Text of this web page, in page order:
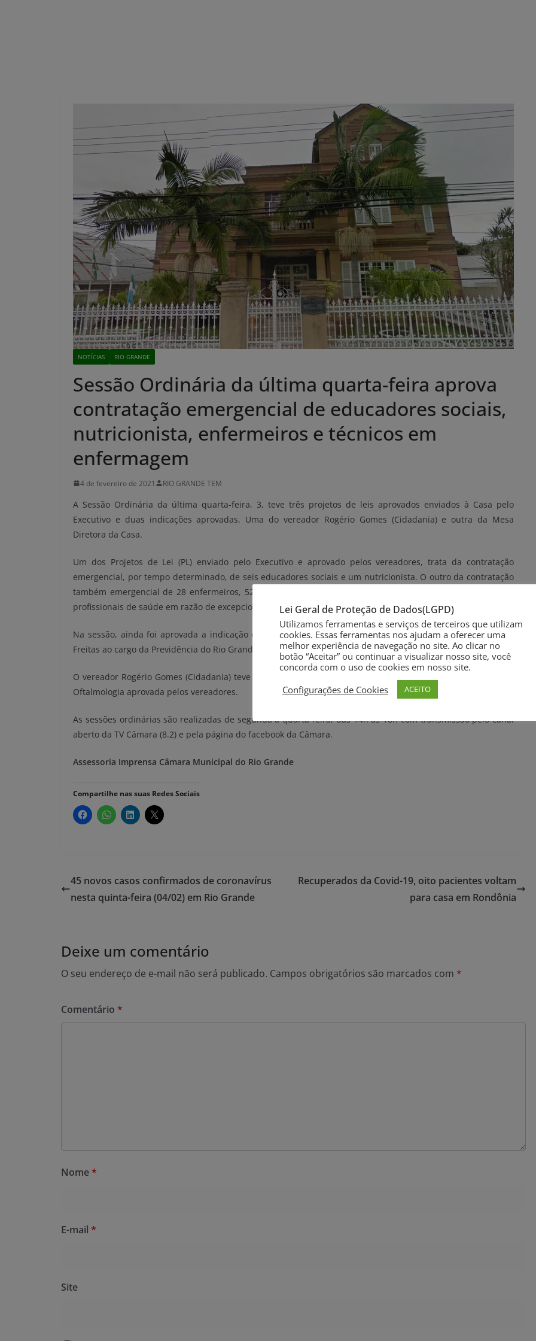
NOTÍCIAS RIO GRANDE
Sessão Ordinária da última quarta-feira aprova
contratação emergencial de educadores sociais,
nutricionista, enfermeiros e técnicos em
enfermagem
4 de fevereiro de 2021 RIO GRANDE TEM
A Sessão Ordinária da última quarta-feira, 3, teve três projetos de leis aprovados enviados à Casa pelo
Executivo e duas indicações aprovadas. Uma do vereador Rogério Gomes (Cidadania) e outra da Mesa
Diretora da Casa.
Um dos Projetos de Lei (PL) enviado pelo Executivo e aprovado pelos vereadores, trata da contratação
emergencial, por tempo determinado, de seis educadores sociais e um nutricionista. O outro da contratação
também emergencial de 28 enfermeiros, 52 técnicos de enfermagem e o terceiro a contratação de outros
profissionais de saúde em razão de excepcional interesse público.
Na sessão, ainda foi aprovada a indicação da Mesa Diretora da Casa, para a Servidora Simone Goulart de
Freitas ao cargo da Previdência do Rio Grande (Previrg).
O vereador Rogério Gomes (Cidadania) teve a indicação para o credenciamento de Clínica Especializada em
Oftalmologia aprovada pelos vereadores.
As sessões ordinárias são realizadas de segunda à quarta-feira, das 14h às 18h com transmissão pelo canal
aberto da TV Câmara (8.2) e pela página do facebook da Câmara.
Assessoria Imprensa Câmara Municipal do Rio Grande
Compartilhe nas suas Redes Sociais
45 novos casos confirmados de coronavírus
nesta quinta-feira (04/02) em Rio Grande
Recuperados da Covid-19, oito pacientes voltam
para casa em Rondônia
Deixe um comentário
O seu endereço de e-mail não será publicado. Campos obrigatórios são marcados com *
Comentário *
Nome*
E-mail *
Site
Lei Geral de Proteção de Dados(LGPD)
Utilizamos ferramentas e serviços de terceiros que utilizam
cookies. Essas ferramentas nos ajudam a oferecer uma
melhor experiência de navegação no site. Ao clicar no
botão “Aceitar” ou continuar a visualizar nosso site, você
concorda com o uso de cookies em nosso site.
Configurações de Cookies
ACEITO